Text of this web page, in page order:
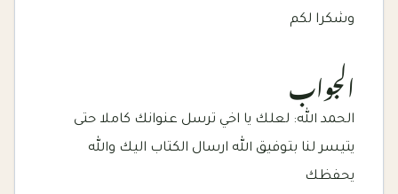
وشكرا لكم
الجواب
الحمد الله: لعلك يا اخي ترسل عنوانك كاملا حتى
يتيسر لنا بتوفيق الله ارسال الكتاب اليك والله
يحفظك